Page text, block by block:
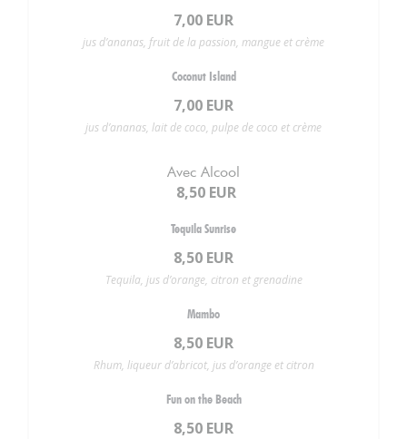
7,00 EUR
jus d’ananas, fruit de la passion, mangue et crème
Coconut Island
7,00 EUR
jus d’ananas, lait de coco, pulpe de coco et crème
Avec Alcool
8,50 EUR
Tequila Sunrise
8,50 EUR
Tequila, jus d’orange, citron et grenadine
Mambo
8,50 EUR
Rhum, liqueur d’abricot, jus d’orange et citron
Fun on the Beach
8,50 EUR